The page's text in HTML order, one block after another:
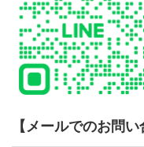
【メールでのお問い